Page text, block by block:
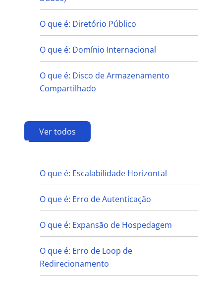
O que é: Diretório Público
O que é: Domínio Internacional
O que é: Disco de Armazenamento
Compartilhado
Ver todos
E
O que é: Escalabilidade Horizontal
O que é: Erro de Autenticação
O que é: Expansão de Hospedagem
O que é: Erro de Loop de
Redirecionamento